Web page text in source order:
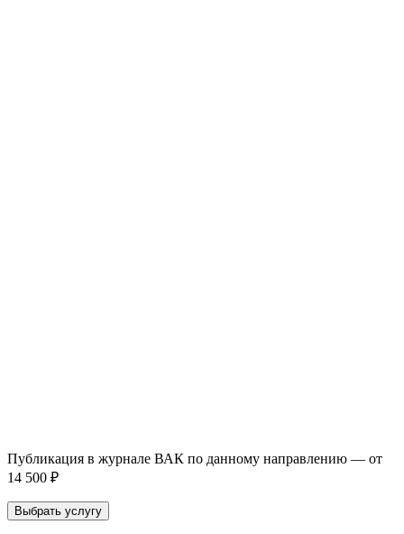
Публикация в журнале ВАК по данному направлению — от
14 500 ₽
Выбрать услугу